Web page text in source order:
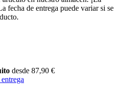
fecha de entrega puede variar si se
desde 87,90 €